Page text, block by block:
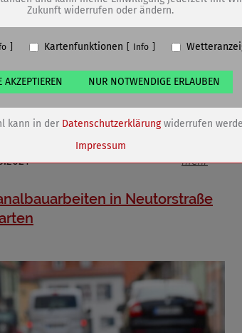
des Historisch-Technischen
mehr
in Neutorstraße
Kontaktformular / SPAM Schutz
fe_typo_user
Entscheidungscookie
die Einstellungen der Besucher bezüglich der Speicherung
die bei der Verwendung von OpenStreetMaps gesetzt
Tracking
Zukunft widerrufen oder ändern.
Kartenfunktionen Info
AKZEPTIEREN NUR NOTWENDIGE ERLAUBEN
kann in der Datenschutzerklärungwiderrufen
Impressum